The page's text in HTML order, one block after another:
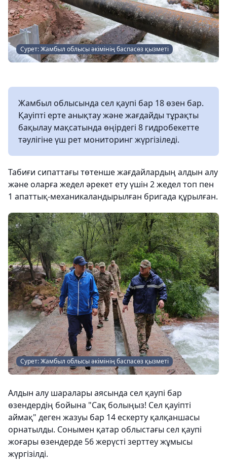
Сурет: Жамбыл облысы әкімінің баспасөз қызметі
Жамбыл облысында сел қаупі бар 18 өзен бар.
Қауіпті ерте анықтау және жағдайды тұрақты
бақылау мақсатында өңірдегі 8 гидробекетте
тәулігіне үш рет мониторинг жүргізіледі.
Табиғи сипаттағы төтенше жағдайлардың алдын алу
және оларға жедел әрекет ету үшін 2 жедел топ пен
1 апаттық-механикаландырылған бригада құрылған.
Сурет: Жамбыл облысы әкімінің баспасөз қызметі
Алдын алу шаралары аясында сел қаупі бар
өзендердің бойына "Сақ болыңыз! Сел қауіпті
аймақ" деген жазуы бар 14 ескерту қалқаншасы
орнатылды. Сонымен қатар облыстағы сел қаупі
жоғары өзендерде 56 жерүсті зерттеу жұмысы
жүргізілді.